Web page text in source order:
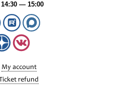
14:30 — 15:00
My account
Ticket refund